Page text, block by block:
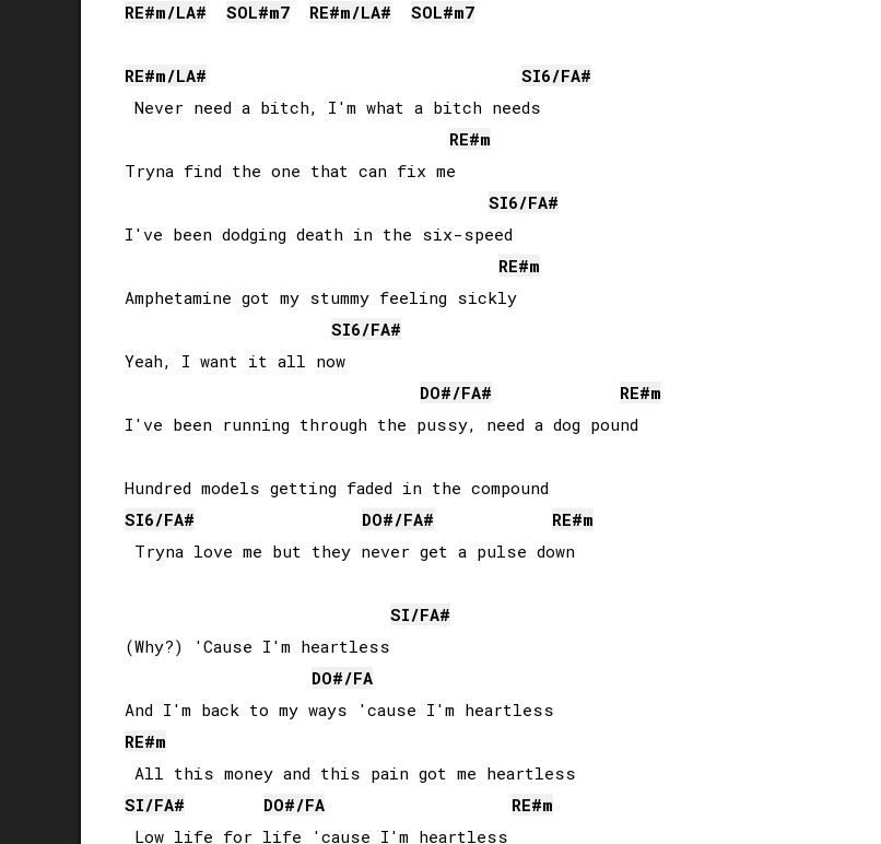
RE#m/LA# SOL#m7 RE#m/LA# SOL#m7
RE#m/LA# SI6/FA#
Never need a bitch, I'm what a bitch needs
RE#m
Tryna find the one that can fix me
SI6/FA#
I've been dodging death in the six-speed
RE#m
Amphetamine got my stummy feeling sickly
SI6/FA#
Yeah, I want it all now
DO#/FA# RE#m
I've been running through the pussy, need a dog pound
SI6/FA# DO#/FA# RE#m
Tryna love me but they never get a pulse down
SI/FA#
(Why?) 'Cause I'm heartless
DO#/FA
RE#m
SI/FA# DO#/FA RE#m
Low life for life 'cause I'm heartless